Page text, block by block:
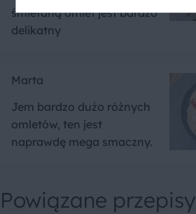
śmietaną omlet jest bardzo
delikatny
Marta
Jem bardzo dużo różnych
omletów, ten jest
naprawdę mega smaczny.
Powiązane przepisy